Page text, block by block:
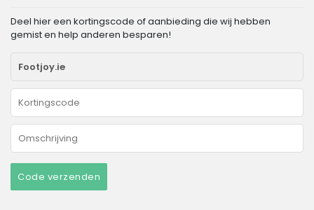
Deel hier een kortingscode of aanbieding die wij hebben
gemist en help anderen besparen!
Code verzenden